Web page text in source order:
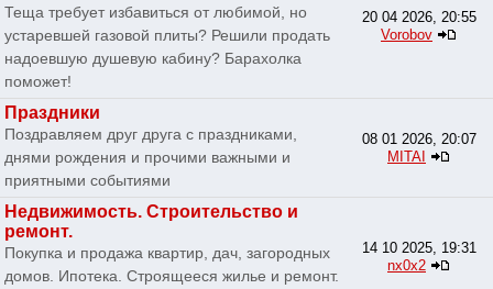
Теща требует избавиться от любимой, но
устаревшей газовой плиты? Решили продать
надоевшую душевую кабину? Барахолка
поможет!
20 04 2026, 20:55
Vorobov
Праздники
Поздравляем друг друга с праздниками,
днями рождения и прочими важными и
приятными событиями
08 01 2026, 20:07
MITAI
Недвижимость. Строительство и
ремонт.
Покупка и продажа квартир, дач, загородных
домов. Ипотека. Строящееся жилье и ремонт.
14 10 2025, 19:31
nx0x2